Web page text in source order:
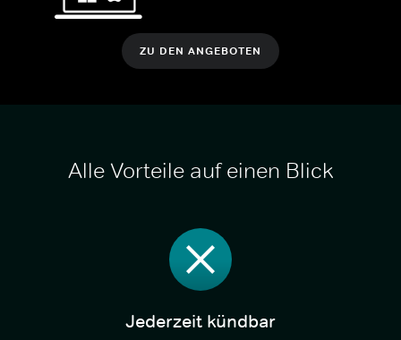
ZU DEN ANGEBOTEN
Alle Vorteile auf einen Blick
Jederzeit kündbar